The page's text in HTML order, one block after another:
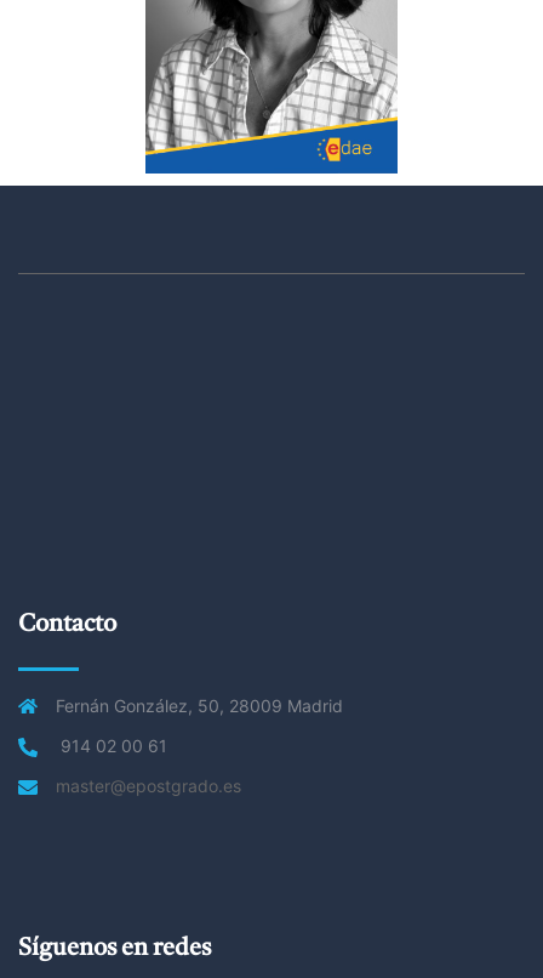
Contacto
Fernán González, 50, 28009 Madrid
914 02 00 61
master@epostgrado.es
Síguenos en redes